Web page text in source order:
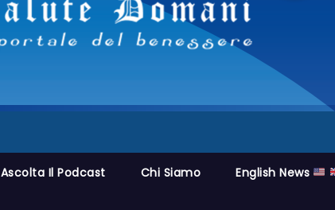
Ascolta Il Podcast Chi Siamo English News